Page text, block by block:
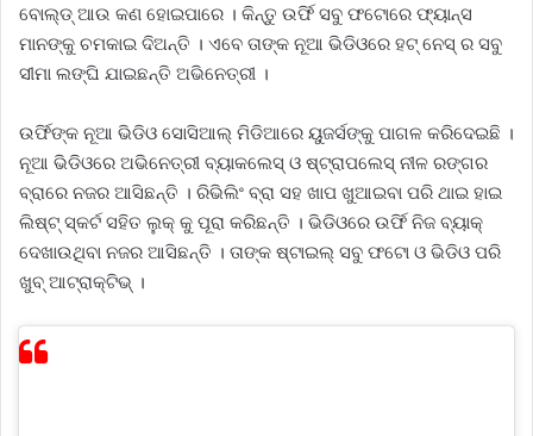
ବୋଲ୍ଡ୍ ଆଉ କଣ ହୋଇପାରେ । କିନ୍ତୁ ଉର୍ଫି ସବୁ ଫଟୋରେ ଫ୍ୟାନ୍ସ
ମାନଙ୍କୁ ଚମକାଇ ଦିଅନ୍ତି । ଏବେ ତାଙ୍କ ନୂଆ ଭିଡିଓରେ ହଟ୍ ନେସ୍ ର ସବୁ
ସୀମା ଲଙ୍ଘି ଯାଇଛନ୍ତି ଅଭିନେତ୍ରୀ ।
ଉର୍ଫିଙ୍କ ନୂଆ ଭିଡିଓ ସୋସିଆଲ୍ ମିଡିଆରେ ୟୁଜର୍ସଙ୍କୁ ପାଗଳ କରିଦେଇଛି ।
ନୂଆ ଭିଡିଓରେ ଅଭିନେତ୍ରୀ ବ୍ୟାକଲେସ୍ ଓ ଷ୍ଟ୍ରାପଲେସ୍ ନୀଳ ରଙ୍ଗର
ବ୍ରାରେ ନଜର ଆସିଛନ୍ତି । ରିଭିଲିଂ ବ୍ରା ସହ ଖାପ ଖୁଆଇବା ପରି ଥାଇ ହାଇ
ଲିଷ୍ଟ୍ ସ୍କର୍ଟ ସହିତ ଲୁକ୍ କୁ ପୂରା କରିଛନ୍ତି । ଭିଡିଓରେ ଉର୍ଫି ନିଜ ବ୍ୟାକ୍
ଦେଖାଉଥିବା ନଜର ଆସିଛନ୍ତି । ତାଙ୍କ ଷ୍ଟାଇଲ୍ ସବୁ ଫଟୋ ଓ ଭିଡିଓ ପରି
ଖୁବ୍ ଆଟ୍ରାକ୍ଟିଭ୍ ।